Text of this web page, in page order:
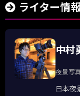
ライター情
中村
夜景写
日本夜